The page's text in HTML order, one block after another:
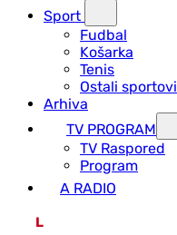
Sport
Fudbal
Košarka
Tenis
Ostali sportovi
Arhiva
TV PROGRAM
ТV Raspored
Program
A RADIO
L